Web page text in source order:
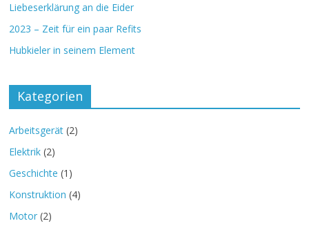
Liebeserklärung an die Eider
2023 – Zeit für ein paar Refits
Hubkieler in seinem Element
Kategorien
Arbeitsgerät (2)
Elektrik (2)
Geschichte (1)
Konstruktion (4)
Motor (2)